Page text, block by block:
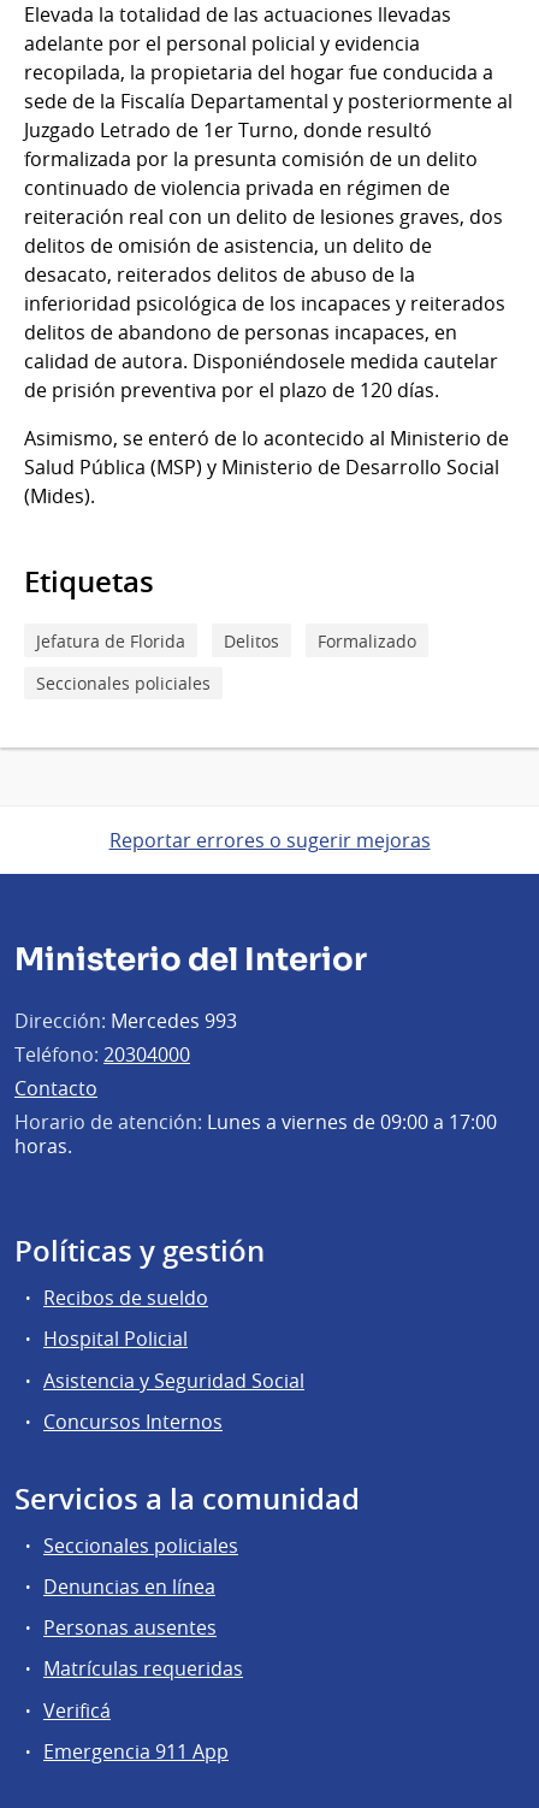
Elevada la totalidad de las actuaciones llevadas
adelante por el personal policial y evidencia
recopilada, la propietaria del hogar fue conducida a
sede de la Fiscalía Departamental y posteriormente al
Juzgado Letrado de 1er Turno, donde resultó
formalizada por la presunta comisión de un delito
continuado de violencia privada en régimen de
reiteración real con un delito de lesiones graves, dos
delitos de omisión de asistencia, un delito de
desacato, reiterados delitos de abuso de la
inferioridad psicológica de los incapaces y reiterados
delitos de abandono de personas incapaces, en
calidad de autora. Disponiéndosele medida cautelar
de prisión preventiva por el plazo de 120 días.
Asimismo, se enteró de lo acontecido al Ministerio de
Salud Pública (MSP) y Ministerio de Desarrollo Social
(Mides).
Etiquetas
Jefatura de Florida Delitos
Formalizado
Seccionales policiales
Reportar errores o sugerir mejoras
Ministerio del Interior
Dirección: Mercedes 993
Teléfono: 20304000
Contacto
Horario de atención: Lunes a viernes de 09:00 a 17:00
horas.
Políticas y gestión
Recibos de sueldo
Hospital Policial
Asistencia y Seguridad Social
Concursos Internos
Servicios a la comunidad
Seccionales policiales
Denuncias en línea
Personas ausentes
Matrículas requeridas
Verificá
Emergencia 911 App